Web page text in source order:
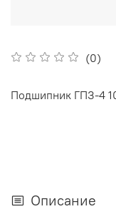
(0)
Подшипник ГПЗ-4
Описание